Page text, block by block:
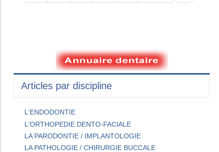
Articles par discipline
L'ENDODONTIE
L'ORTHOPEDIE DENTO-FACIALE
LA PARODONTIE / IMPLANTOLOGIE
LA PATHOLOGIE / CHIRURGIE BUCCALE